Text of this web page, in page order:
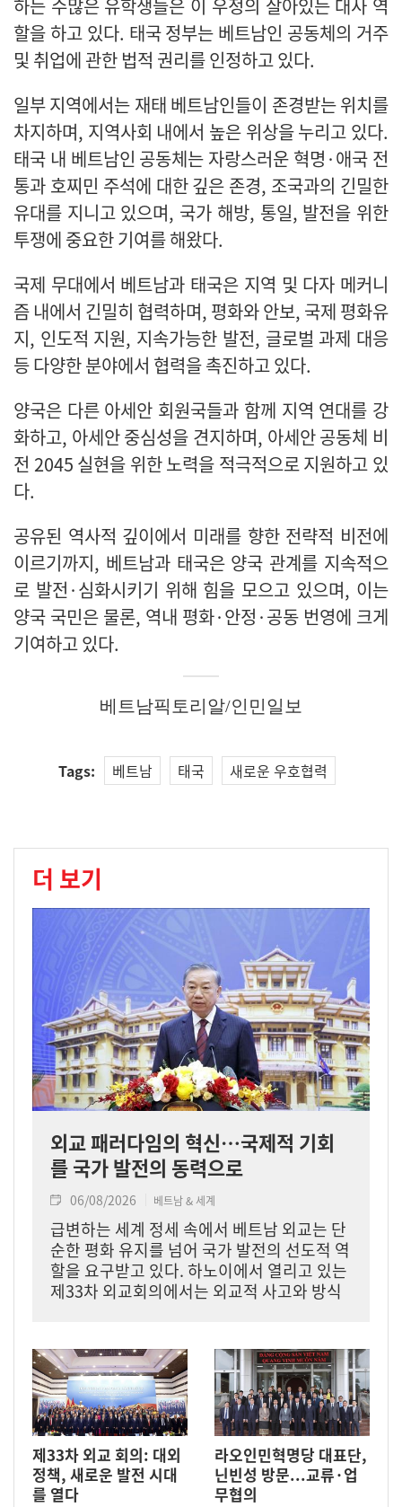
하는 수많은 유학생들은 이 우정의 살아있는 대사 역
할을 하고 있다. 태국 정부는 베트남인 공동체의 거주
및 취업에 관한 법적 권리를 인정하고 있다.
일부 지역에서는 재태 베트남인들이 존경받는 위치를
차지하며, 지역사회 내에서 높은 위상을 누리고 있다.
태국 내 베트남인 공동체는 자랑스러운 혁명·애국 전
통과 호찌민 주석에 대한 깊은 존경, 조국과의 긴밀한
유대를 지니고 있으며, 국가 해방, 통일, 발전을 위한
투쟁에 중요한 기여를 해왔다.
국제 무대에서 베트남과 태국은 지역 및 다자 메커니
즘 내에서 긴밀히 협력하며, 평화와 안보, 국제 평화유
지, 인도적 지원, 지속가능한 발전, 글로벌 과제 대응
등 다양한 분야에서 협력을 촉진하고 있다.
양국은 다른 아세안 회원국들과 함께 지역 연대를 강
화하고, 아세안 중심성을 견지하며, 아세안 공동체 비
전 2045 실현을 위한 노력을 적극적으로 지원하고 있
다.
공유된 역사적 깊이에서 미래를 향한 전략적 비전에
이르기까지, 베트남과 태국은 양국 관계를 지속적으
로 발전·심화시키기 위해 힘을 모으고 있으며, 이는
양국 국민은 물론, 역내 평화·안정·공동 번영에 크게
기여하고 있다.
베트남픽토리알/인민일보
Tags: 베트남 태국 새로운 우호협력
더 보기
외교 패러다임의 혁신…국제적 기회
를 국가 발전의 동력으로
06/08/2026 베트남 & 세계
급변하는 세계 정세 속에서 베트남 외교는 단
순한 평화 유지를 넘어 국가 발전의 선도적 역
할을 요구받고 있다. 하노이에서 열리고 있는
제33차 외교회의에서는 외교적 사고와 방식
다는 메시지가 강조되었다.
제33차 외교 회의: 대외
정책, 새로운 발전 시대
를 열다
라오인민혁명당 대표단,
닌빈성 방문...교류·업
무협의